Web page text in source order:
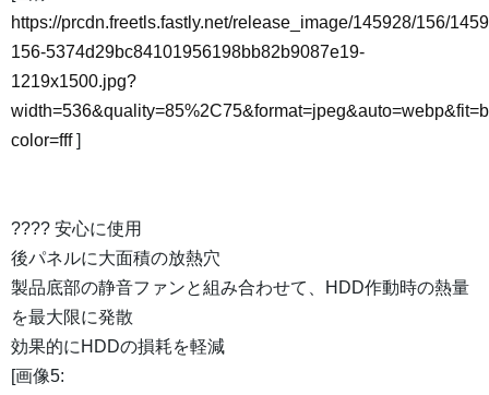
https://prcdn.freetls.fastly.net/release_image/145928/156/
156-5374d29bc84101956198bb82b9087e19-
1219x1500.jpg?
color=fff]
????️ 安心に使用
後パネルに大面積の放熱穴
製品底部の静音ファンと組み合わせて、HDD作動時の熱量
を最大限に発散
効果的にHDDの損耗を軽減
[画像5: